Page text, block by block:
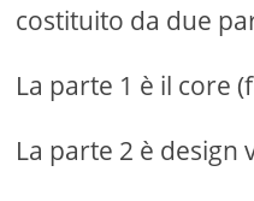
costituito da due
La parte 1 è il core
La parte 2 è design